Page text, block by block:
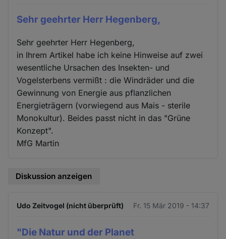
Sehr geehrter Herr Hegenberg,
Sehr geehrter Herr Hegenberg,
in Ihrem Artikel habe ich keine Hinweise auf zwei
wesentliche Ursachen des Insekten- und
Vogelsterbens vermißt : die Windräder und die
Gewinnung von Energie aus pflanzlichen
Energieträgern (vorwiegend aus Mais - sterile
Monokultur). Beides passt nicht in das "Grüne
Konzept".
MfG Martin
Diskussion anzeigen
Udo Zeitvogel (nicht überprüft) Fr. 15 Mär 2019 - 14:37
"Die Natur und der Planet